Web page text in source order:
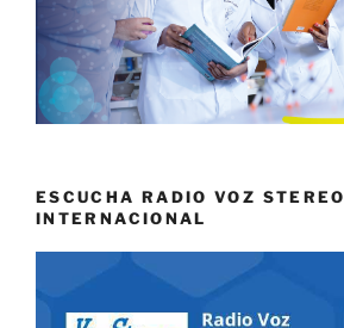
ESCUCHA RADIO VOZ STEREO
INTERNACIONAL